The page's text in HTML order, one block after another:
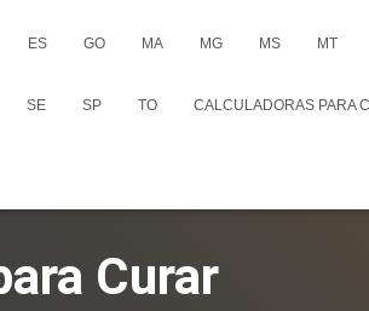
ES GO MA MG MS MT
SE SP TO CALCULADORAS PARA
Curar